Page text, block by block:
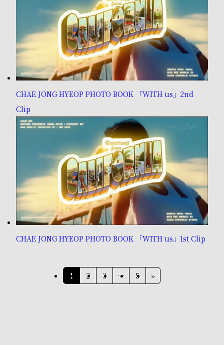
CHAE JONG HYEOP PHOTO BOOK 「WITH us」2nd
Clip
CHAE JONG HYEOP PHOTO BOOK 「WITH us」1st Clip
1 2 3 … 5 »